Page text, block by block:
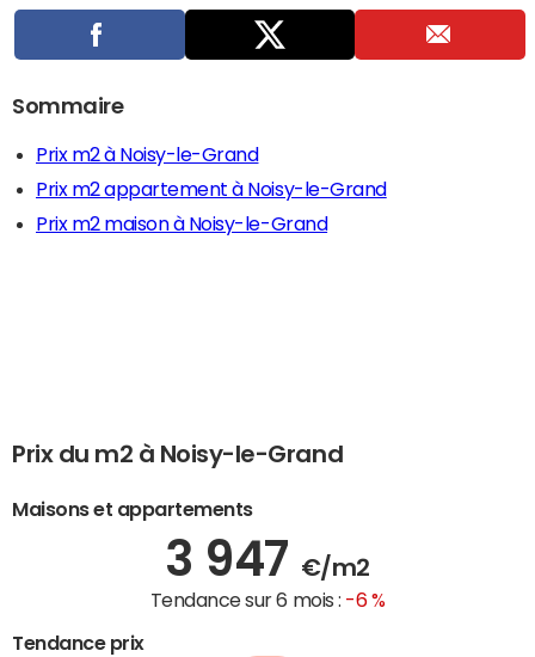
Sommaire
Prix m2 à Noisy-le-Grand
Prix m2 appartement à Noisy-le-Grand
Prix m2 maison à Noisy-le-Grand
Prix du m2 à Noisy-le-Grand
Maisons et appartements
3 947 €/m2
Tendance sur 6 mois : -6 %
Tendance prix